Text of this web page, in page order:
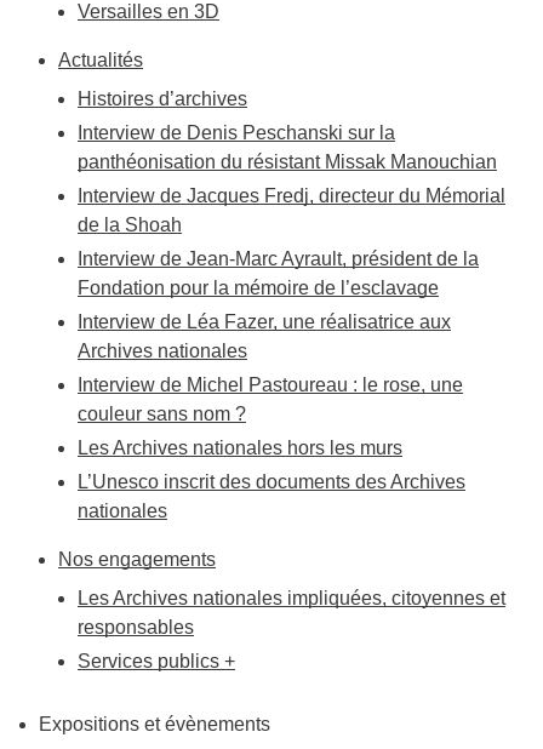
Versailles en 3D
Actualités
Histoires d’archives
Interview de Denis Peschanski sur la
panthéonisation du résistant Missak Manouchian
Interview de Jacques Fredj, directeur du Mémorial
de la Shoah
Interview de Jean-Marc Ayrault, président de la
Fondation pour la mémoire de l’esclavage
Interview de Léa Fazer, une réalisatrice aux
Archives nationales
Interview de Michel Pastoureau : le rose, une
couleur sans nom ?
Les Archives nationales hors les murs
L’Unesco inscrit des documents des Archives
nationales
Nos engagements
Les Archives nationales impliquées, citoyennes et
responsables
Services publics +
Expositions et évènements